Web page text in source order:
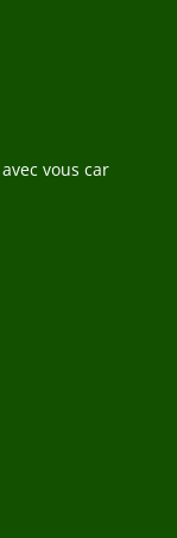
vous car